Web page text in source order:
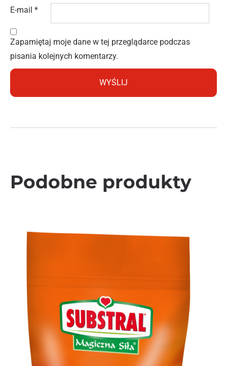
E-mail *
Zapamiętaj moje dane w tej przeglądarce podczas
pisania kolejnych komentarzy.
Podobne produkty